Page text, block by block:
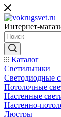
Интернет-
Каталог
Светильники
Светодиодные
Потолочные
Настенные
Настенно-
Люстры